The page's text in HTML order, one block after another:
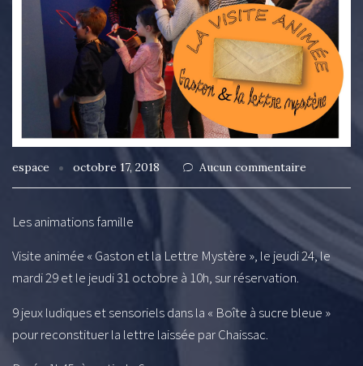
espace octobre 17, 2018 Aucun commentaire
Les animations famille
Visite animée « Gaston et la Lettre Mystère », le jeudi 24, le
mardi 29 et le jeudi 31 octobre à 10h, sur réservation.
9 jeux ludiques et sensoriels dans la « Boîte à sucre bleue »
pour reconstituer la lettre laissée par Chaissac.